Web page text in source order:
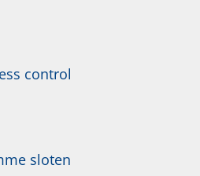
control
sloten